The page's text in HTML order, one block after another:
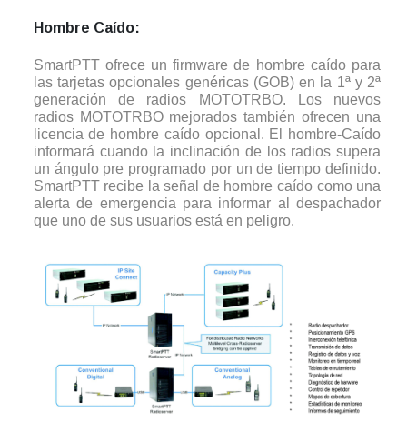
Hombre Caído:
SmartPTT ofrece un firmware de hombre caído para
las tarjetas opcionales genéricas (GOB) en la 1ª y 2ª
generación de radios MOTOTRBO. Los nuevos
radios MOTOTRBO mejorados también ofrecen una
licencia de hombre caído opcional. El hombre-Caído
informará cuando la inclinación de los radios supera
un ángulo pre programado por un de tiempo definido.
SmartPTT recibe la señal de hombre caído como una
alerta de emergencia para informar al despachador
que uno de sus usuarios está en peligro.